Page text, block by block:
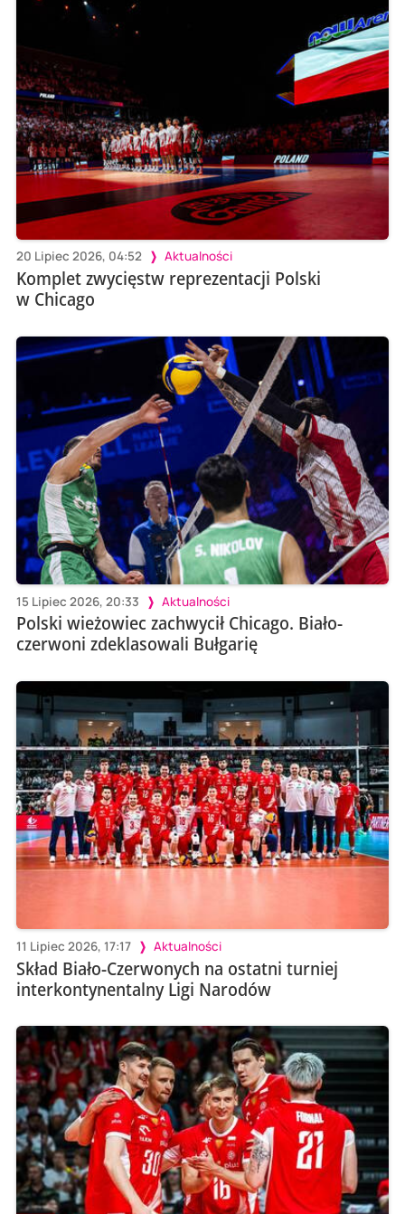
20 Lipiec 2026, 04:52 Aktualności
Komplet zwycięstw reprezentacji Polski
w Chicago
15 Lipiec 2026, 20:33 Aktualności
Polski wieżowiec zachwycił Chicago. Biało-
czerwoni zdeklasowali Bułgarię
11 Lipiec 2026, 17:17 Aktualności
Skład Biało-Czerwonych na ostatni turniej
interkontynentalny Ligi Narodów